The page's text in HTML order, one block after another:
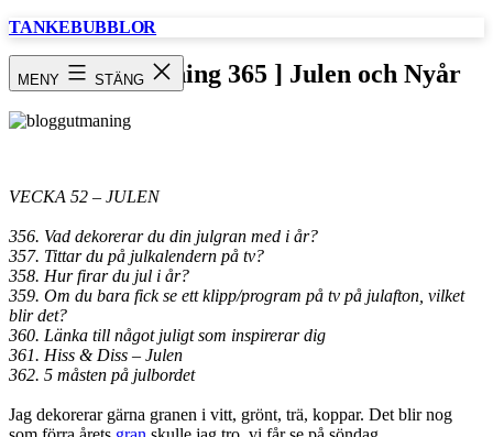
Hoppa
TANKEBUBBLOR
MENY STÄNG
[ Bloggutmaning 365 ] Julen och Nyår
VECKA 52 – JULEN
356. Vad dekorerar du din julgran med i år?
357. Tittar du på julkalendern på tv?
358. Hur firar du jul i år?
359. Om du bara fick se ett klipp/program på tv på julafton, vilket
blir det?
360. Länka till något juligt som inspirerar dig
361. Hiss & Diss – Julen
362. 5 måsten på julbordet
Jag dekorerar gärna granen i vitt, grönt, trä, koppar. Det blir nog